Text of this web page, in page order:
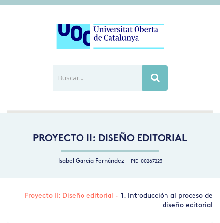
PROYECTO II: DISEÑO EDITORIAL
Isabel García Fernández PID_00267223
Proyecto II: Diseño editorial · 1. Introducción al proceso de
diseño editorial